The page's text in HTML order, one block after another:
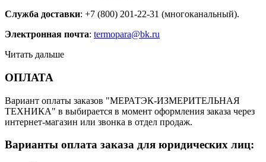
Служба доставки: +7 (800) 201-22-31 (многоканальный).
Электронная почта: termopara@bk.ru
Читать дальше
ОПЛАТА
Вариант оплаты заказов "МЕРАТЭК-ИЗМЕРИТЕЛЬНАЯ
ТЕХНИКА" в выбирается в момент оформления заказа через
интернет-магазин или звонка в отдел продаж.
Варианты оплата заказа для юридических лиц: